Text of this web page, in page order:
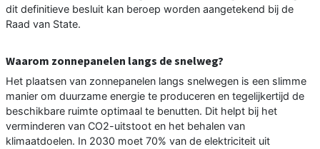
dit definitieve besluit kan beroep worden aangetekend bij de
Raad van State.
Waarom zonnepanelen langs de snelweg?
Het plaatsen van zonnepanelen langs snelwegen is een slimme
manier om duurzame energie te produceren en tegelijkertijd de
beschikbare ruimte optimaal te benutten. Dit helpt bij het
verminderen van CO2-uitstoot en het behalen van
klimaatdoelen. In 2030 moet 70% van de elektriciteit uit